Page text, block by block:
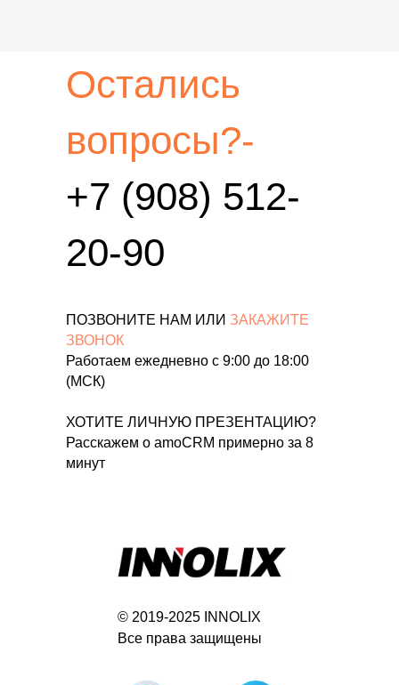
Остались
вопросы?-
+7 (908) 512-
20-90
ПОЗВОНИТЕ НАМ ИЛИ ЗАКАЖИТЕ
ЗВОНОК
Работаем ежедневно c 9:00 до 18:00
(МСК)
ХОТИТЕ ЛИЧНУЮ ПРЕЗЕНТАЦИЮ?
Расскажем о amoCRM примерно за 8
минут
© 2019-2025 INNOLIX
Все права защищены